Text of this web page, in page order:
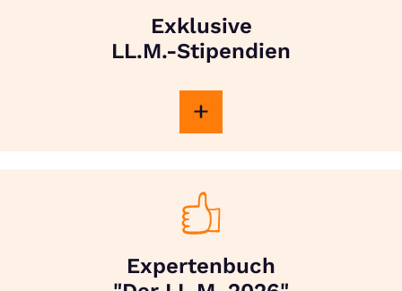
Exklusive
LL.M.-Stipendien
Expertenbuch